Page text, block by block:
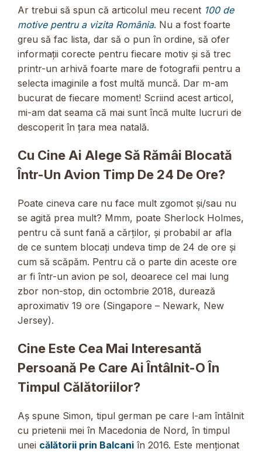
Ar trebui să spun că articolul meu recent 100 de
motive pentru a vizita România. Nu a fost foarte
greu să fac lista, dar să o pun în ordine, să ofer
informații corecte pentru fiecare motiv și să trec
printr-un arhivă foarte mare de fotografii pentru a
selecta imaginile a fost multă muncă. Dar m-am
bucurat de fiecare moment! Scriind acest articol,
mi-am dat seama că mai sunt încă multe lucruri de
descoperit în țara mea natală.
Cu Cine Ai Alege Să Rămâi Blocată
Într-Un Avion Timp De 24 De Ore?
Poate cineva care nu face mult zgomot și/sau nu
se agită prea mult? Mmm, poate Sherlock Holmes,
pentru că sunt fană a cărților, și probabil ar afla
de ce suntem blocați undeva timp de 24 de ore și
cum să scăpăm. Pentru că o parte din aceste ore
ar fi într-un avion pe sol, deoarece cel mai lung
zbor non-stop, din octombrie 2018, durează
aproximativ 19 ore (Singapore – Newark, New
Jersey).
Cine Este Cea Mai Interesantă
Persoană Pe Care Ai Întâlnit-O În
Timpul Călătoriilor?
Aș spune Simon, tipul german pe care l-am întâlnit
cu prietenii mei în Macedonia de Nord, în timpul
unei călătorii prin Balcani în 2016. Este menționat